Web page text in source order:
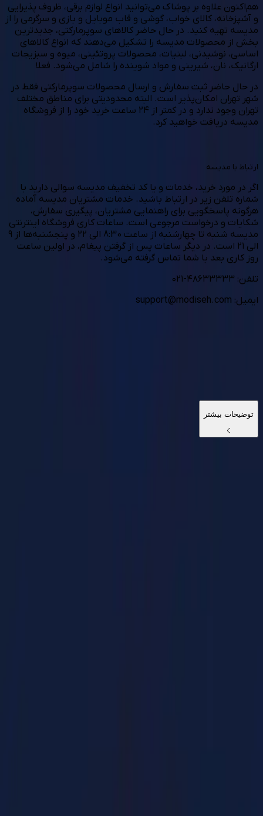
هم‌اکنون علاوه بر پوشاک می‌توانید انواع لوازم برقی، ظروف پذیرایی
و آشپزخانه، کالای خواب، گوشی و قاب موبایل و بازی و سرگرمی را از
مدیسه تهیه کنید. در حال حاضر کالاهای سوپرمارکتی، جدیدترین
بخش از محصولات مدیسه را تشکیل می‌دهند که انواع کالاهای
اساسی، نوشیدنی، لبنیات، محصولات پروتئینی، میوه و سبزیجات
ارگانیک، نان، شیرینی و مواد شوینده را شامل می‌شود. فعلا
در حال حاضر ثبت سفارش و ارسال محصولات سوپرمارکتی فقط در
شهر تهران امکان‌پذیر است. البته محدودیتی برای مناطق مختلف
تهران وجود ندارد و در کمتر از ۲۴ ساعت خرید خود را از فروشگاه
مدیسه دریافت خواهید کرد.
ارتباط با مدیسه
اگر در مورد خرید، خدمات و یا کد تخفیف مدیسه سوالی دارید با
شماره تلفن زیر در ارتباط باشید. خدمات مشتریان مدیسه آماده
هرگونه پاسخگویی برای راهنمایی مشتریان، پیگیری سفارش،
شکایات و درخواست مرجوعی است. ساعات کاری فروشگاه اینترنتی
مدیسه شنبه تا چهارشنبه از ساعت 8:30 الی ۲۲ و پنجشنبه‌ها از ۹
الی ۲۱ است. در دیگر ساعات ‌پس از گرفتن پیغام، در اولین ساعت
روز کاری بعد با شما تماس گرفته می‌شود.
تلفن: ۴۸۶۳۳۳۳۳-۰۲۱
ایمیل: support@modiseh.com
توضیحات بیشتر